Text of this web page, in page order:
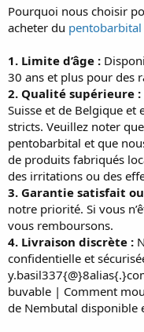
Pourquoi nous choisir
acheter du pentobarbital
1. Limite d’âge :
30 ans et plus pour des
2. Qualité supérieure :
Suisse et de Belgique et
stricts. Veuillez noter
pentobarbital et que
de produits fabriqués
des irritations ou des
3. Garantie satisfait
notre priorité. Si vous
vous remboursons.
4. Livraison discrète :
confidentielle et
buvable | Comment
de Nembutal disponible